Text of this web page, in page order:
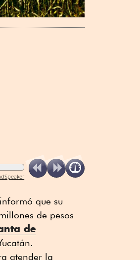
que su
de pesos
de
atender la